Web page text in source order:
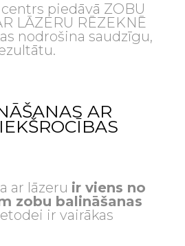
piedāvā ZOBU
LĀZERU RĒZEKNĒ
nodrošina saudzīgu,
AR
ar lāzeru ir viens no
zobu balināšanas
ir vairākas